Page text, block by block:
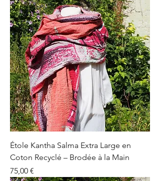
Étole Kantha Salma Extra Large en
Coton Recyclé – Brodée à la Main
Prix
75,00 €